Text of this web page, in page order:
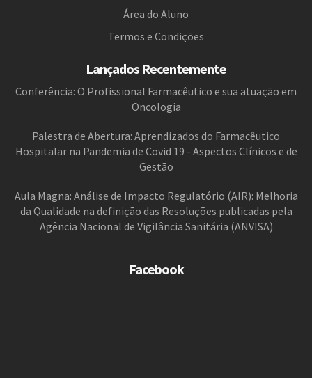
Área do Aluno
Termos e Condições
Lançados Recentemente
Conferência: O Profissional Farmacêutico e sua atuação em
Oncologia
Palestra de Abertura: Aprendizados do Farmacêutico
Hospitalar na Pandemia de Covid 19 - Aspectos Clínicos e de
Gestão
Aula Magna: Análise de Impacto Regulatório (AIR): Melhoria
da Qualidade na definição das Resoluções publicadas pela
Agência Nacional de Vigilância Sanitária (ANVISA)
Facebook